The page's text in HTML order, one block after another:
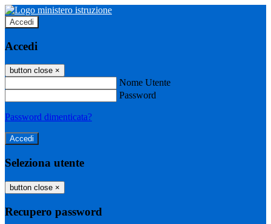
Accedi
Accedi
button close ×
Nome Utente
Password
Password dimenticata?
Seleziona utente
button close ×
Recupero password